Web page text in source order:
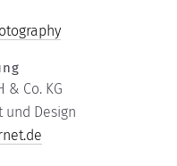
& Co. KG
Design